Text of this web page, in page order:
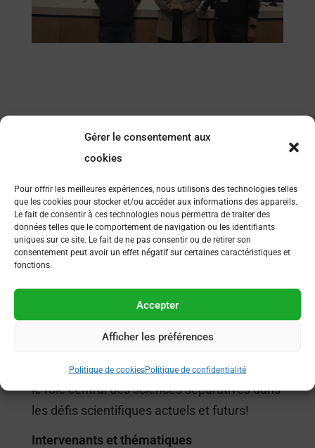
Gérer le consentement aux
cookies
Pour offrir les meilleures expériences, nous utilisons des technologies telles
que les cookies pour stocker et/ou accéder aux informations des appareils.
Le fait de consentir à ces technologies nous permettra de traiter des
données telles que le comportement de navigation ou les identifiants
uniques sur ce site. Le fait de ne pas consentir ou de retirer son
consentement peut avoir un effet négatif sur certaines caractéristiques et
fonctions.
Accepter
Afficher les préférences
Politique de cookiesPolitique de confidentialité
🔬 Forum Labo 2026 – Les sciences
séparatives pour la recherche de
À l’occasion du Forum LABO 2026, le Club
Jeunes de l’AFSEP a organisé une session
dédiée auxsciences séparatives pour la
recherche de demain, mettant en avant des
travaux innovants portés par de jeunes
chercheurs dans divers domaines
Cette session a permis de valoriser des
approches analytiques de pointe et d’illustrer
le rôle central des sciences séparatives dans
les défis scientifiques actuels et futurs!
Intervenants et thématiques